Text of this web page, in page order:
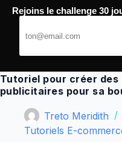
Passer
Tutoriel pour créer des
publicitaires pour sa
Treto Meridith
Tutoriels E-
Rejoins le challenge 30